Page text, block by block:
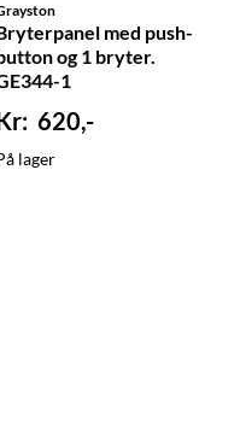
med push-
og 1 bryter.
1
620,-
lager